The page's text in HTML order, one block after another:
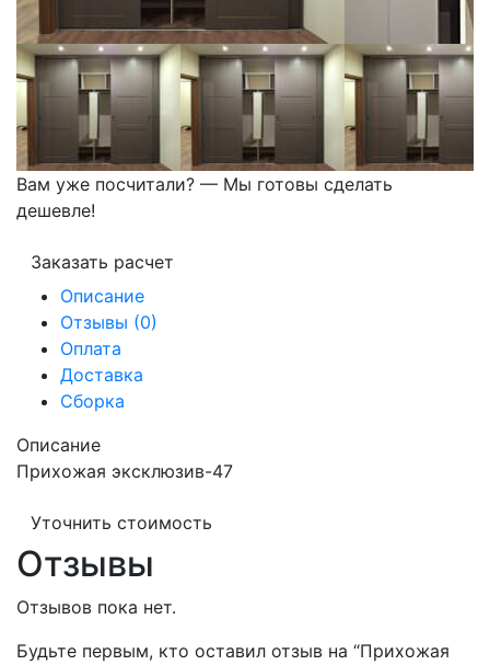
Вам уже посчитали? — Мы готовы сделать
дешевле!
Заказать расчет
Описание
Отзывы (0)
Оплата
Доставка
Сборка
Описание
Прихожая эксклюзив-47
Уточнить стоимость
Отзывы
Отзывов пока нет.
Будьте первым, кто оставил отзыв на “Прихожая